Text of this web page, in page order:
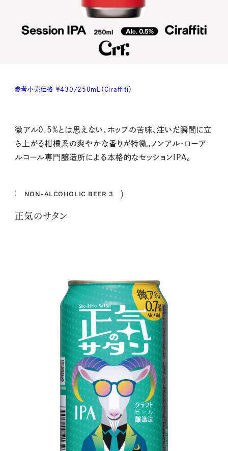
参考小売価格 ¥430/250mL（Ciraffiti）
微アル0.5%とは思えない、ホップの苦味、注いだ瞬間に立
ち上がる柑橘系の爽やかな香りが特徴。ノンアル・ローア
ルコール専門醸造所による本格的なセッションIPA。
NON-ALCOHOLIC BEER 3
正気のサタン